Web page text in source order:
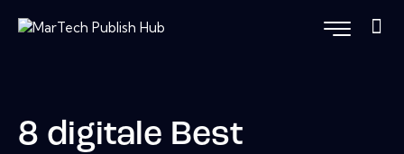
8 digitale Best